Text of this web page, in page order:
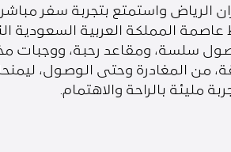
الرياض واستمتع بتجربة سفر
المملكة العربية السعودية
سلسة، ومقاعد رحبة، ووجبات
من المغادرة وحتى الوصول،
مليئة بالراحة والاهتمام.